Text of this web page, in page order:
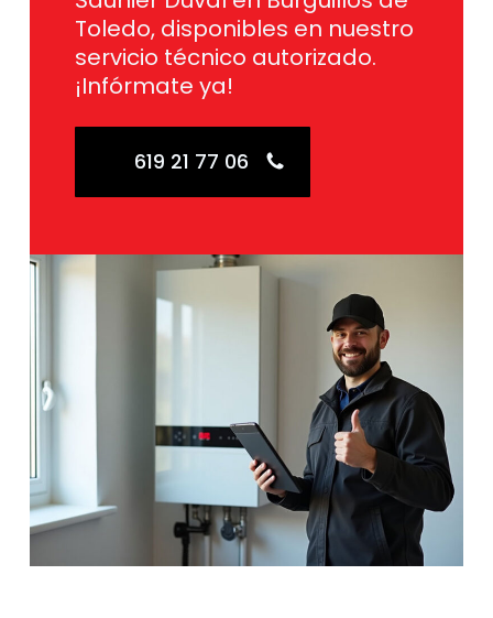
Toledo, disponibles en nuestro
servicio técnico autorizado.
¡Infórmate ya!
619 21 77 06